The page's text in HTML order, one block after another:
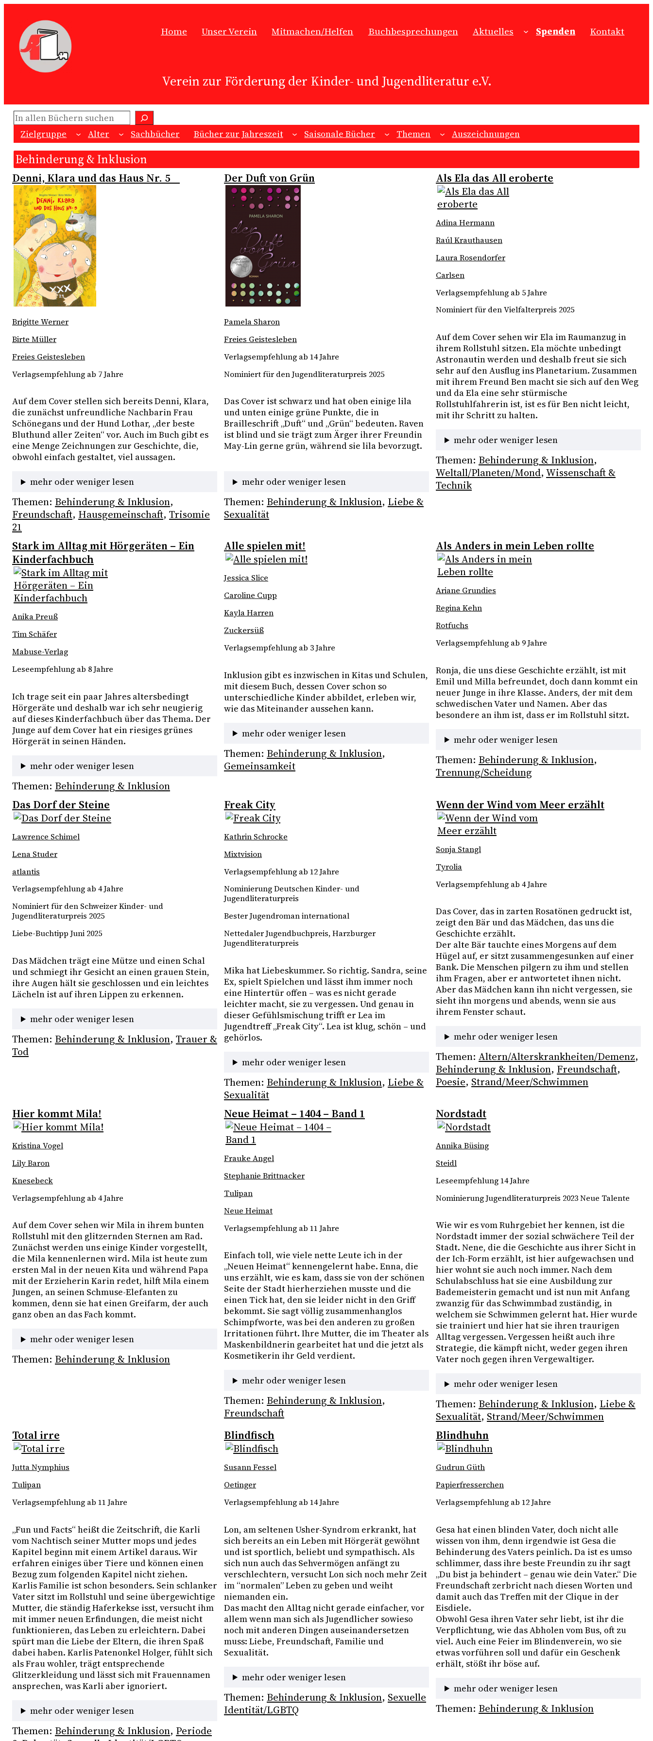
Inhalt
springen
Home Unser Verein Mitmachen/Helfen Buchbesprechungen Aktuelles Spenden Kontakt
Verein zur Förderung der Kinder- und Jugendliteratur e.V.
Suchen
Zielgruppe Alter Sachbücher Bücher zur Jahreszeit Saisonale Bücher Themen Auszeichnungen
Behinderung & Inklusion
Denni, Klara und das Haus Nr. 5
Brigitte Werner
Birte Müller
Freies Geistesleben
Verlagsempfehlung ab 7 Jahre
Auf dem Cover stellen sich bereits Denni, Klara,
die zunächst unfreundliche Nachbarin Frau
Schönegans und der Hund Lothar, „der beste
Bluthund aller Zeiten“ vor. Auch im Buch gibt es
eine Menge Zeichnungen zur Geschichte, die,
obwohl einfach gestaltet, viel aussagen.
mehr oder weniger lesen
Themen: Behinderung & Inklusion
Freundschaft, Hausgemeinschaft, Trisomie
21
Der Duft von Grün
Pamela Sharon
Freies Geistesleben
Verlagsempfehlung ab 14 Jahre
Nominiert für den Jugendliteraturpreis 2025
Das Cover ist schwarz und hat oben einige lila
und unten einige grüne Punkte, die in
Brailleschrift „Duft“ und „Grün“ bedeuten. Raven
ist blind und sie trägt zum Ärger ihrer Freundin
May-Lin gerne grün, während sie lila bevorzugt.
mehr oder weniger lesen
Themen: Behinderung & Inklusion, Liebe &
Sexualität
Als Ela das All eroberte
Adina Hermann
Raúl Krauthausen
Laura Rosendorfer
Carlsen
Verlagsempfehlung ab 5 Jahre
Nominiert für den Vielfalterpreis 2025
Auf dem Cover sehen wir Ela im Raumanzug in
ihrem Rollstuhl sitzen. Ela möchte unbedingt
Astronautin werden und deshalb freut sie sich
sehr auf den Ausflug ins Planetarium. Zusammen
mit ihrem Freund Ben macht sie sich auf den Weg
und da Ela eine sehr stürmische
Rollstuhlfahrerin ist, ist es für Ben nicht leicht,
mit ihr Schritt zu halten.
mehr oder weniger lesen
Themen: Behinderung & Inklusion
Weltall/Planeten/Mond, Wissenschaft &
Technik
Stark im Alltag mit Hörgeräten – Ein
Kinderfachbuch
Anika Preuß
Tim Schäfer
Mabuse-Verlag
Leseempfehlung ab 8 Jahre
Ich trage seit ein paar Jahres altersbedingt
Hörgeräte und deshalb war ich sehr neugierig
auf dieses Kinderfachbuch über das Thema. Der
Junge auf dem Cover hat ein riesiges grünes
Hörgerät in seinen Händen.
mehr oder weniger lesen
Themen: Behinderung & Inklusion
Alle spielen mit!
Jessica Slice
Caroline Cupp
Kayla Harren
Zuckersüß
Verlagsempfehlung ab 3 Jahre
Inklusion gibt es inzwischen in Kitas und Schulen,
mit diesem Buch, dessen Cover schon so
unterschiedliche Kinder abbildet, erleben wir,
wie das Miteinander aussehen kann.
mehr oder weniger lesen
Themen: Behinderung & Inklusion
Gemeinsamkeit
Als Anders in mein Leben rollte
Ariane Grundies
Regina Kehn
Rotfuchs
Verlagsempfehlung ab 9 Jahre
Ronja, die uns diese Geschichte erzählt, ist mit
Emil und Milla befreundet, doch dann kommt ein
neuer Junge in ihre Klasse. Anders, der mit dem
schwedischen Vater und Namen. Aber das
besondere an ihm ist, dass er im Rollstuhl sitzt.
mehr oder weniger lesen
Themen: Behinderung & Inklusion
Trennung/Scheidung
Das Dorf der Steine
Lawrence Schimel
Lena Studer
atlantis
Verlagsempfehlung ab 4 Jahre
Nominiert für den Schweizer Kinder- und
Jugendliteraturpreis 2025
Liebe-Buchtipp Juni 2025
Das Mädchen trägt eine Mütze und einen Schal
und schmiegt ihr Gesicht an einen grauen Stein,
ihre Augen hält sie geschlossen und ein leichtes
Lächeln ist auf ihren Lippen zu erkennen.
mehr oder weniger lesen
Themen: Behinderung & Inklusion, Trauer &
Tod
Freak City
Kathrin Schrocke
Mixtvision
Verlagsempfehlung ab 12 Jahre
Nominierung Deutschen Kinder- und
Jugendliteraturpreis
Bester Jugendroman international
Nettedaler Jugendbuchpreis, Harzburger
Jugendliteraturpreis
Mika hat Liebeskummer. So richtig. Sandra, seine
Ex, spielt Spielchen und lässt ihm immer noch
eine Hintertür offen – was es nicht gerade
leichter macht, sie zu vergessen. Und genau in
dieser Gefühlsmischung trifft er Lea im
Jugendtreff „Freak City“. Lea ist klug, schön – und
gehörlos.
mehr oder weniger lesen
Themen: Behinderung & Inklusion, Liebe &
Sexualität
Wenn der Wind vom Meer erzählt
Sonja Stangl
Tyrolia
Verlagsempfehlung ab 4 Jahre
Das Cover, das in zarten Rosatönen gedruckt ist,
zeigt den Bär und das Mädchen, das uns die
Geschichte erzählt.
Der alte Bär tauchte eines Morgens auf dem
Hügel auf, er sitzt zusammengesunken auf einer
Bank. Die Menschen pilgern zu ihm und stellen
ihm Fragen, aber er antwortetet ihnen nicht.
Aber das Mädchen kann ihn nicht vergessen, sie
sieht ihn morgens und abends, wenn sie aus
ihrem Fenster schaut.
mehr oder weniger lesen
Themen: Altern/Alterskrankheiten/Demenz
Behinderung & Inklusion, Freundschaft
Poesie, Strand/Meer/Schwimmen
Hier kommt Mila!
Kristina Vogel
Lily Baron
Knesebeck
Verlagsempfehlung ab 4 Jahre
Auf dem Cover sehen wir Mila in ihrem bunten
Rollstuhl mit den glitzernden Sternen am Rad.
Zunächst werden uns einige Kinder vorgestellt,
die Mila kennenlernen wird. Mila ist heute zum
ersten Mal in der neuen Kita und während Papa
mit der Erzieherin Karin redet, hilft Mila einem
Jungen, an seinen Schmuse-Elefanten zu
kommen, denn sie hat einen Greifarm, der auch
ganz oben an das Fach kommt.
mehr oder weniger lesen
Themen: Behinderung & Inklusion
Neue Heimat – 1404 – Band 1
Frauke Angel
Stephanie Brittnacker
Tulipan
Neue Heimat
Verlagsempfehlung ab 11 Jahre
Einfach toll, wie viele nette Leute ich in der
„Neuen Heimat“ kennengelernt habe. Enna, die
uns erzählt, wie es kam, dass sie von der schönen
Seite der Stadt hierherziehen musste und die
einen Tick hat, den sie leider nicht in den Griff
bekommt. Sie sagt völlig zusammenhanglos
Schimpfworte, was bei den anderen zu großen
Irritationen führt. Ihre Mutter, die im Theater als
Maskenbildnerin gearbeitet hat und die jetzt als
Kosmetikerin ihr Geld verdient.
mehr oder weniger lesen
Themen: Behinderung & Inklusion
Freundschaft
Nordstadt
Annika Büsing
Steidl
Leseempfehlung 14 Jahre
Nominierung Jugendliteraturpreis 2023 Neue Talente
Wie wir es vom Ruhrgebiet her kennen, ist die
Nordstadt immer der sozial schwächere Teil der
Stadt. Nene, die die Geschichte aus ihrer Sicht in
der Ich-Form erzählt, ist hier aufgewachsen und
hier wohnt sie auch noch immer. Nach dem
Schulabschluss hat sie eine Ausbildung zur
Bademeisterin gemacht und ist nun mit Anfang
zwanzig für das Schwimmbad zuständig, in
welchem sie Schwimmen gelernt hat. Hier wurde
sie trainiert und hier hat sie ihren traurigen
Alltag vergessen. Vergessen heißt auch ihre
Strategie, die kämpft nicht, weder gegen ihren
Vater noch gegen ihren Vergewaltiger.
mehr oder weniger lesen
Themen: Behinderung & Inklusion, Liebe &
Sexualität, Strand/Meer/Schwimmen
Total irre
Jutta Nymphius
Tulipan
Verlagsempfehlung ab 11 Jahre
„Fun und Facts“ heißt die Zeitschrift, die Karli
vom Nachtisch seiner Mutter mops und jedes
Kapitel beginn mit einem Artikel daraus. Wir
erfahren einiges über Tiere und können einen
Bezug zum folgenden Kapitel nicht ziehen.
Karlis Familie ist schon besonders. Sein schlanker
Vater sitzt im Rollstuhl und seine übergewichtige
Mutter, die ständig Haferkekse isst, versucht ihm
mit immer neuen Erfindungen, die meist nicht
funktionieren, das Leben zu erleichtern. Dabei
spürt man die Liebe der Eltern, die ihren Spaß
dabei haben. Karlis Patenonkel Holger, fühlt sich
als Frau wohler, trägt entsprechende
Glitzerkleidung und lässt sich mit Frauennamen
ansprechen, was Karli aber ignoriert.
mehr oder weniger lesen
Themen: Behinderung & Inklusion, Periode
Blindfisch
Susann Fessel
Oetinger
Verlagsempfehlung ab 14 Jahre
Lon, am seltenen Usher-Syndrom erkrankt, hat
sich bereits an ein Leben mit Hörgerät gewöhnt
und ist sportlich, beliebt und sympathisch. Als
sich nun auch das Sehvermögen anfängt zu
verschlechtern, versucht Lon sich noch mehr Zeit
im “normalen” Leben zu geben und weiht
niemanden ein.
Das macht den Alltag nicht gerade einfacher, vor
allem wenn man sich als Jugendlicher sowieso
noch mit anderen Dingen auseinandersetzen
muss: Liebe, Freundschaft, Familie und
Sexualität.
mehr oder weniger lesen
Themen: Behinderung & Inklusion, Sexuelle
Identität/LGBTQ
Blindhuhn
Gudrun Güth
Papierfresserchen
Verlagsempfehlung ab 12 Jahre
Gesa hat einen blinden Vater, doch nicht alle
wissen von ihm, denn irgendwie ist Gesa die
Behinderung des Vaters peinlich. Da ist es umso
schlimmer, dass ihre beste Freundin zu ihr sagt
„Du bist ja behindert – genau wie dein Vater.“ Die
Freundschaft zerbricht nach diesen Worten und
damit auch das Treffen mit der Clique in der
Eisdiele.
Obwohl Gesa ihren Vater sehr liebt, ist ihr die
Verpflichtung, wie das Abholen vom Bus, oft zu
viel. Auch eine Feier im Blindenverein, wo sie
etwas vorführen soll und dafür ein Geschenk
erhält, stößt ihr böse auf.
mehr oder weniger lesen
Themen: Behinderung & Inklusion